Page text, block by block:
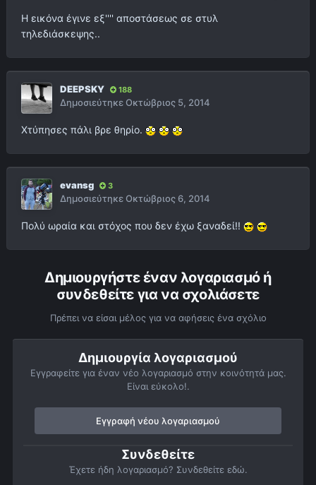
Η εικόνα έγινε εξ'''' αποστάσεως σε στυλ
τηλεδιάσκεψης..
DEEPSKY 188
ΔημοσιεύτηκεΟκτώβριος 5, 2014
Χτύπησες πάλι βρε θηρίο.
evansg 3
ΔημοσιεύτηκεΟκτώβριος 6, 2014
Πολύ ωραία και στόχος που δεν έχω ξαναδεί!!
Δημιουργήστε έναν λογαριασμό ή
συνδεθείτε για να σχολιάσετε
Πρέπει να είσαι μέλος για να αφήσεις ένα σχόλιο
Δημιουργία λογαριασμού
Εγγραφείτε για έναν νέο λογαριασμό στην κοινότητά μας.
Είναι εύκολο!.
Εγγραφή νέου λογαριασμού
Συνδεθείτε
Έχετε ήδη λογαριασμό? Συνδεθείτε εδώ.